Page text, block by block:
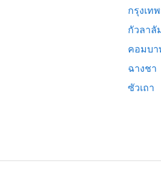
กรุงเท
กัวลาลั
คอมบา
ฉางชา
ซัวเถา